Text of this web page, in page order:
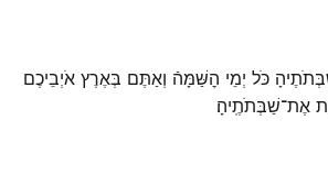
כֹּל יְמֵי הׇשַּׁמָּהֿ וְאַתֶּם בְּאֶרֶץ אֹיְבֵיכֶם
אֶת־שַׁבְּתֹתֶֽיהָ׃